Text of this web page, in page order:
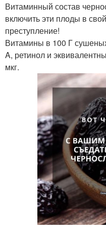
Витаминный состав
включить эти плоды в
преступление!
Витамины в 100 Г
A, ретинол и
мкг.